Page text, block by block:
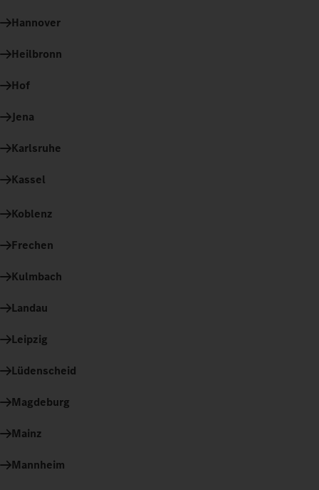
Hannover
Heilbronn
Hof
Jena
Karlsruhe
Kassel
Koblenz
Frechen
Kulmbach
Landau
Leipzig
Lüdenscheid
Magdeburg
Mainz
Mannheim